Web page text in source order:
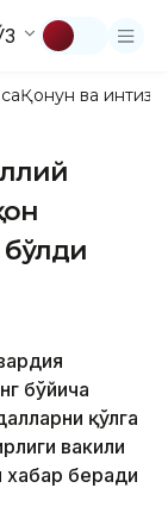
Қонун ва
бўйича
қўлга
вакили
беради